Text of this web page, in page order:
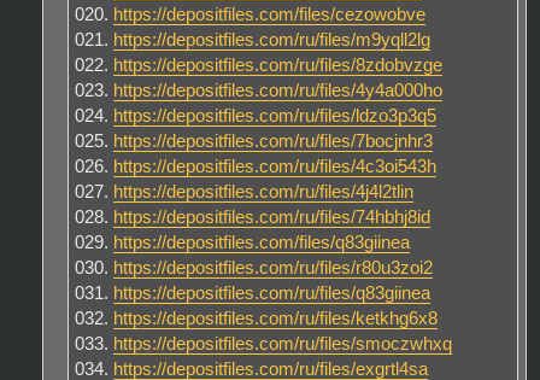
020. https://depositfiles.com/files/cezowobve
021. https://depositfiles.com/ru/files/m9yqll2lg
022. https://depositfiles.com/ru/files/8zdobvzge
023. https://depositfiles.com/ru/files/4y4a000ho
024. https://depositfiles.com/ru/files/ldzo3p3q5
025. https://depositfiles.com/ru/files/7bocjnhr3
026. https://depositfiles.com/ru/files/4c3oi543h
027. https://depositfiles.com/ru/files/4j4l2tlin
028. https://depositfiles.com/ru/files/74hbhj8id
029. https://depositfiles.com/files/q83giinea
030. https://depositfiles.com/ru/files/r80u3zoi2
031. https://depositfiles.com/ru/files/q83giinea
032. https://depositfiles.com/ru/files/ketkhg6x8
033. https://depositfiles.com/ru/files/smoczwhxq
034. https://depositfiles.com/ru/files/exgrtl4sa